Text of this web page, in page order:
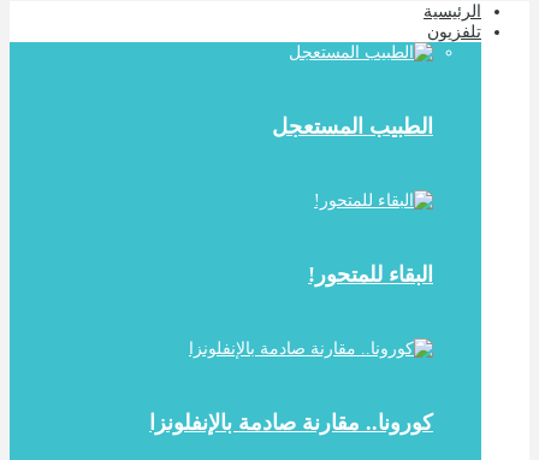
الرئيسية
تلفزيون
الطبيب المستعجل
البقاء للمتحور!
كورونا.. مقارنة صادمة بالإنفلونزا